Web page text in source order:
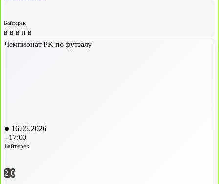
Байтерек
в в в п в
Чемпионат РК по футзалу
16.05.2026
- 17:00
Байтерек
2 0